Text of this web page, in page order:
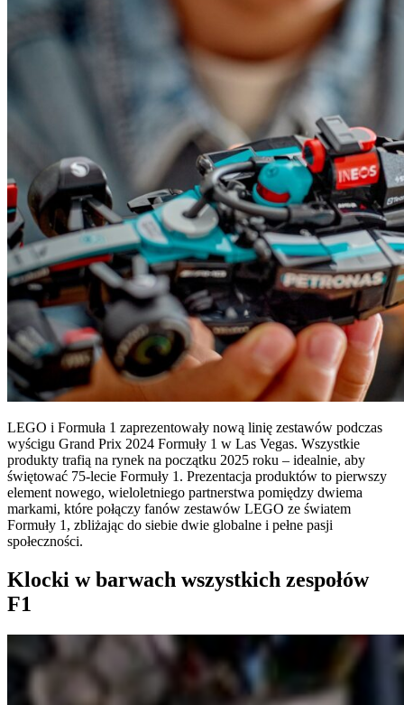
LEGO i Formuła 1 zaprezentowały nową linię zestawów podczas
wyścigu Grand Prix 2024 Formuły 1 w Las Vegas. Wszystkie
produkty trafią na rynek na początku 2025 roku – idealnie, aby
świętować 75-lecie Formuły 1. Prezentacja produktów to pierwszy
element nowego, wieloletniego partnerstwa pomiędzy dwiema
markami, które połączy fanów zestawów LEGO ze światem
Formuły 1, zbliżając do siebie dwie globalne i pełne pasji
społeczności.
Klocki w barwach wszystkich zespołów
F1